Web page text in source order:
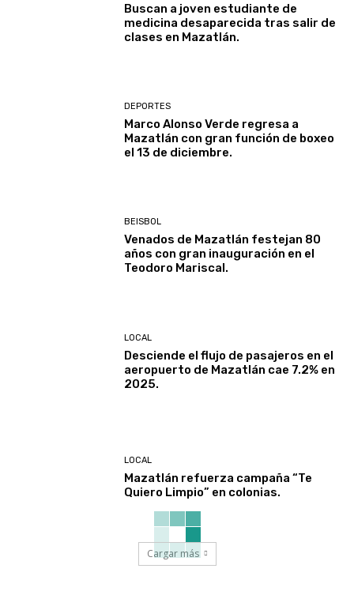
Buscan a joven estudiante de
medicina desaparecida tras salir de
clases en Mazatlán.
DEPORTES
Marco Alonso Verde regresa a
Mazatlán con gran función de boxeo
el 13 de diciembre.
BEISBOL
Venados de Mazatlán festejan 80
años con gran inauguración en el
Teodoro Mariscal.
LOCAL
Desciende el flujo de pasajeros en el
aeropuerto de Mazatlán cae 7.2% en
2025.
LOCAL
Mazatlán refuerza campaña “Te
Quiero Limpio” en colonias.
Cargar más